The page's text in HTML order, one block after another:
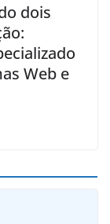
dois
Web e